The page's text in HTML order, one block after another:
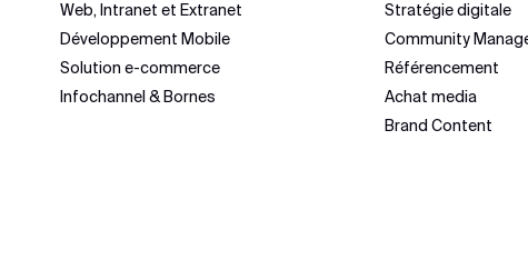
Web, Intranet et Extranet
Développement Mobile
Solution e-commerce
Infochannel & Bornes
Stratégie digitale
Community
Référencement
Achat media
Brand Content